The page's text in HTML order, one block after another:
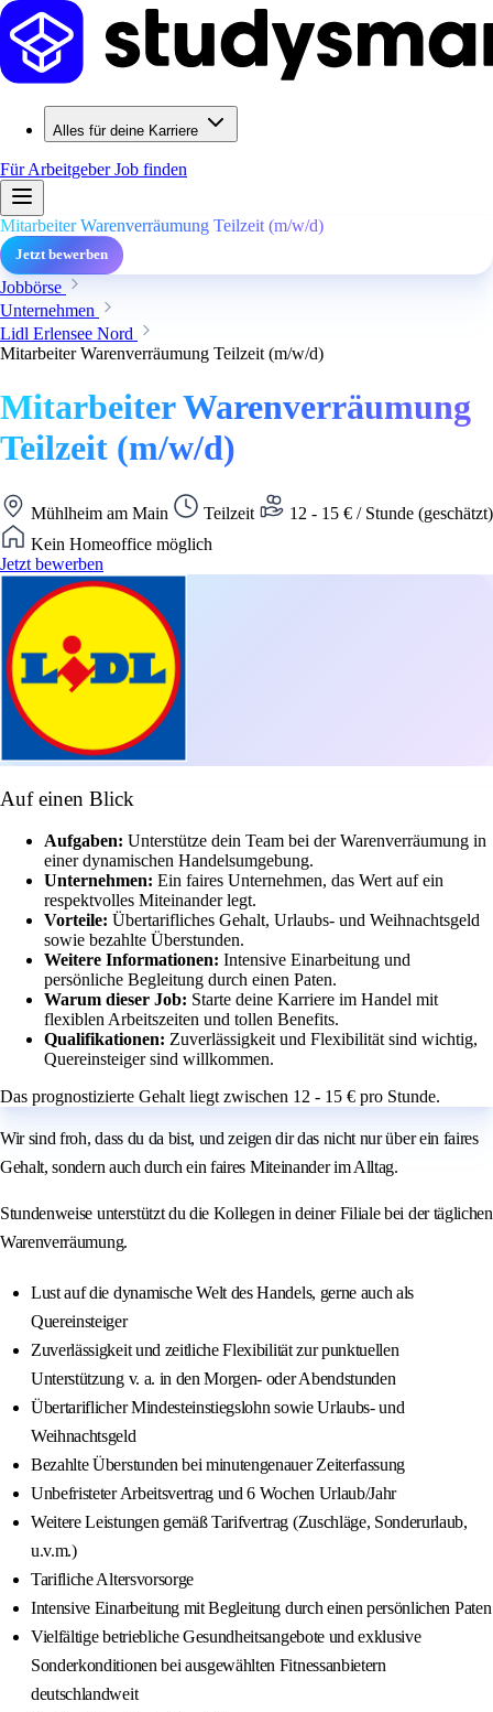
Alles für deine Karriere
Für ArbeitgeberJob finden
Mitarbeiter Warenverräumung Teilzeit (m/w/d)
Jetzt bewerben
Jobbörse
Unternehmen
Lidl Erlensee Nord
Mitarbeiter Warenverräumung Teilzeit (m/w/d)
Mitarbeiter Warenverräumung
Teilzeit (m/w/d)
Mühlheim am Main Teilzeit
12 - 15 € / Stunde (geschätzt)
Kein Homeoffice möglich
Jetzt bewerben
Auf einen Blick
Aufgaben: Unterstütze dein Team bei der Warenverräumung in
einer dynamischen Handelsumgebung.
Unternehmen: Ein faires Unternehmen, das Wert auf ein
respektvolles Miteinander legt.
Vorteile: Übertarifliches Gehalt, Urlaubs- und Weihnachtsgeld
sowie bezahlte Überstunden.
Weitere Informationen: Intensive Einarbeitung und
persönliche Begleitung durch einen Paten.
Warum dieser Job: Starte deine Karriere im Handel mit
flexiblen Arbeitszeiten und tollen Benefits.
Qualifikationen: Zuverlässigkeit und Flexibilität sind wichtig,
Quereinsteiger sind willkommen.
Das prognostizierte Gehalt liegt zwischen 12 - 15 € pro Stunde.
Wir sind froh, dass du da bist, und zeigen dir das nicht nur über ein faires
Gehalt, sondern auch durch ein faires Miteinander im Alltag.
Stundenweise unterstützt du die Kollegen in deiner Filiale bei der täglichen
Warenverräumung.
Lust auf die dynamische Welt des Handels, gerne auch als
Quereinsteiger
Zuverlässigkeit und zeitliche Flexibilität zur punktuellen
Unterstützung v. a. in den Morgen- oder Abendstunden
Übertariflicher Mindesteinstiegslohn sowie Urlaubs- und
Weihnachtsgeld
Bezahlte Überstunden bei minutengenauer Zeiterfassung
Unbefristeter Arbeitsvertrag und 6 Wochen Urlaub/Jahr
Weitere Leistungen gemäß Tarifvertrag (Zuschläge, Sonderurlaub,
u.v.m.)
Tarifliche Altersvorsorge
Intensive Einarbeitung mit Begleitung durch einen persönlichen Paten
Vielfältige betriebliche Gesundheitsangebote und exklusive
Sonderkonditionen bei ausgewählten Fitnessanbietern
deutschlandweit